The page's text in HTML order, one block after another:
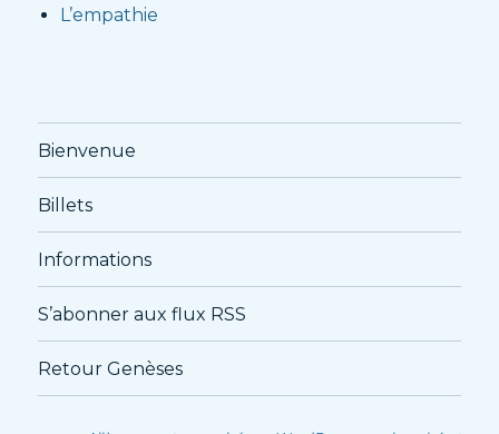
L’empathie
Bienvenue
Billets
Informations
S’abonner aux flux RSS
Retour Genèses